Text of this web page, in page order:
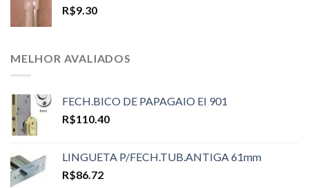
R$9.30
MELHOR AVALIADOS
FECH.BICO DE PAPAGAIO EI 901
R$110.40
LINGUETA P/FECH.TUB.ANTIGA 61mm
R$86.72